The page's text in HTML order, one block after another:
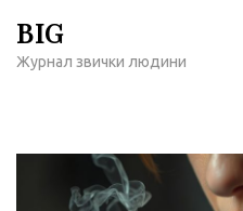
содержимому
BIG
Журнал звички людини